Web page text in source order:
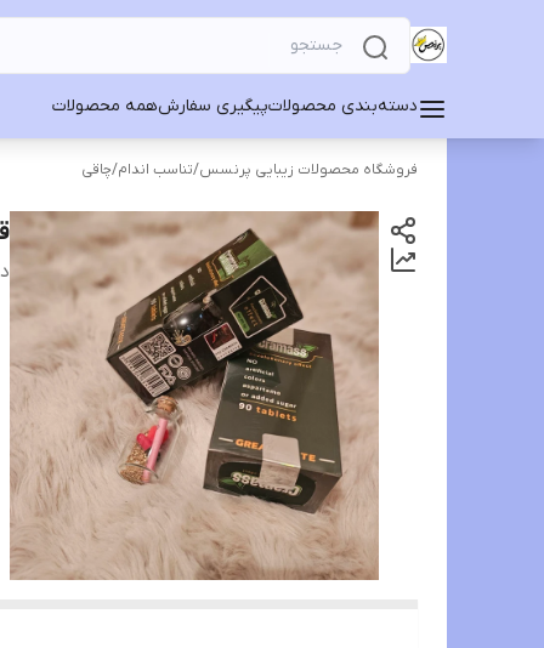
دسته‌بندی محصولاتپیگیری سفارشهمه محصولات
فروشگاه محصولات زیبایی پرنسس/تناسب اندام/چاقی